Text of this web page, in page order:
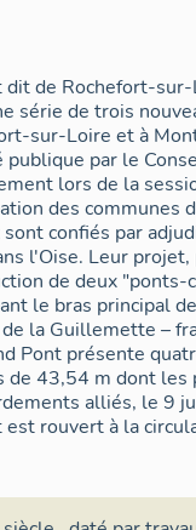
dit de Rochefort-
série de trois
sur-Loire et à
par le
lors de la
des communes
confiés par
l'Oise. Leur
de deux "ponts-
le bras principal
la Guillemette –
Pont présente
de 43,54 m dont
alliés, le 9
est rouvert à la